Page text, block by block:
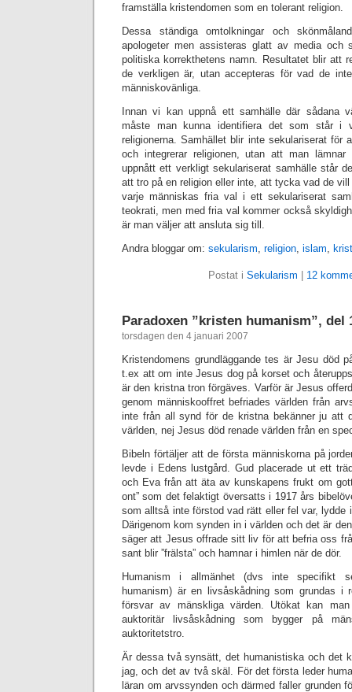
framställa kristendomen som en tolerant religion.
Dessa ständiga omtolkningar och
apologeter men assisteras glatt av media och
politiska korrekthetens namn. Resultatet blir att
de verkligen är, utan accepteras för vad de
människovänliga.
Innan vi kan uppnå ett samhälle där sådana
måste man kunna identifiera det som står i
religionerna. Samhället blir inte sekulariserat för
och integrerar religionen, utan att man
uppnått ett verkligt sekulariserat samhälle står
att tro på en religion eller inte, att tycka vad de
varje människas fria val i ett sekulariserat
teokrati, men med fria val kommer också
är man väljer att ansluta sig till.
Andra bloggar om: sekularism, religion, islam,
Postat i Sekularism 12
Paradoxen ”kristen humanism”, del
torsdagen den 4 januari 2007
Kristendomens grundläggande tes är Jesu död
t.ex att om inte Jesus dog på korset och
är den kristna tron förgäves. Varför är Jesus
genom människooffret befriades världen från
inte från all synd för de kristna bekänner ju att
världen, nej Jesus död renade världen från en
Bibeln förtäljer att de första människorna på
levde i Edens lustgård. Gud placerade ut ett
och Eva från att äta av kunskapens frukt om
ont” som det felaktigt översatts i 1917 års
som alltså inte förstod vad rätt eller fel var, lydde
Därigenom kom synden in i världen och det är
säger att Jesus offrade sitt liv för att befria oss
sant blir ”frälsta” och hamnar i himlen när de dör.
Humanism i allmänhet (dvs inte specifikt
humanism) är en livsåskådning som grundas i
försvar av mänskliga värden. Utökat kan
auktoritär livsåskådning som bygger på
auktoritetstro.
Är dessa två synsätt, det humanistiska och det
jag, och det av två skäl. För det första leder
läran om arvssynden och därmed faller grunden